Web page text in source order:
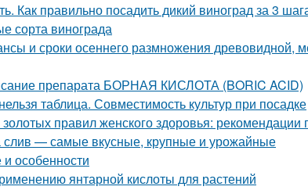
Как правильно посадить дикий виноград за 3
сорта винограда
и сроки осеннего размножения древовидной,
препарата БОРНАЯ КИСЛОТА (BORIC ACID)
таблица. Совместимость культур при посадке
правил женского здоровья: рекомендации
слив — самые вкусные, крупные и урожайные
особенности
янтарной кислоты для растений